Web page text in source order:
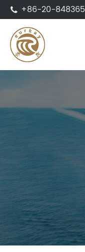
 +86-20-